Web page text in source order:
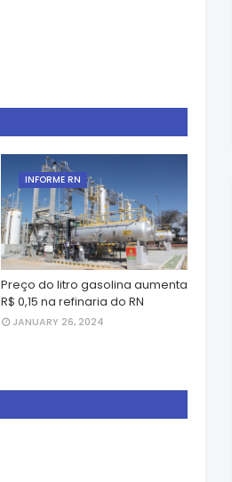
INFORME RN
Preço do litro gasolina aumenta
R$ 0,15 na refinaria do RN
JANUARY 26, 2024